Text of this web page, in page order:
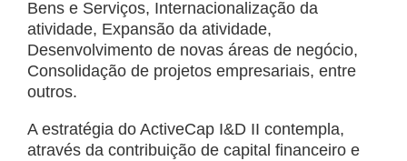
Bens e Serviços, Internacionalização da
atividade, Expansão da atividade,
Desenvolvimento de novas áreas de negócio,
Consolidação de projetos empresariais, entre
outros.
A estratégia do ActiveCap I&D II contempla,
através da contribuição de capital financeiro e